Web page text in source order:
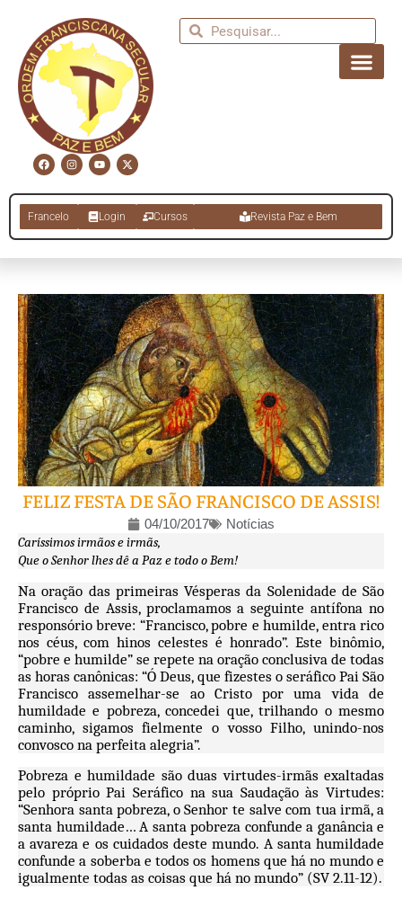
Francelo Login Cursos Revista Paz e Bem
FELIZ FESTA DE SÃO FRANCISCO DE ASSIS!
04/10/2017
Notícias
Caríssimos irmãos e irmãs,
Que o Senhor lhes dê a Paz e todo o Bem!
Na oração das primeiras Vésperas da Solenidade de São
Francisco de Assis, proclamamos a seguinte antífona no
responsório breve: “Francisco, pobre e humilde, entra rico
nos céus, com hinos celestes é honrado”. Este binômio,
“pobre e humilde” se repete na oração conclusiva de todas
as horas canônicas: “Ó Deus, que fizestes o seráfico Pai São
Francisco assemelhar-se ao Cristo por uma vida de
humildade e pobreza, concedei que, trilhando o mesmo
caminho, sigamos fielmente o vosso Filho, unindo-nos
convosco na perfeita alegria”.
Pobreza e humildade são duas virtudes-irmãs exaltadas
pelo próprio Pai Seráfico na sua Saudação às Virtudes:
“Senhora santa pobreza, o Senhor te salve com tua irmã, a
santa humildade… A santa pobreza confunde a ganância e
a avareza e os cuidados deste mundo. A santa humildade
confunde a soberba e todos os homens que há no mundo e
igualmente todas as coisas que há no mundo” (SV 2.11-12).